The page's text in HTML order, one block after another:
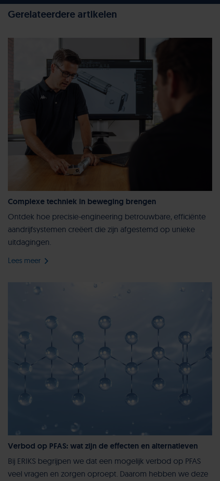
Gerelateerdere artikelen
Complexe techniek in beweging brengen
Ontdek hoe precisie-engineering betrouwbare, efficiënte
aandrijfsystemen creëert die zijn afgestemd op unieke
uitdagingen.
Lees meer
Verbod op PFAS: wat zijn de effecten en alternatieven
Bij ERIKS begrijpen we dat een mogelijk verbod op PFAS
veel vragen en zorgen oproept. Daarom hebben we deze